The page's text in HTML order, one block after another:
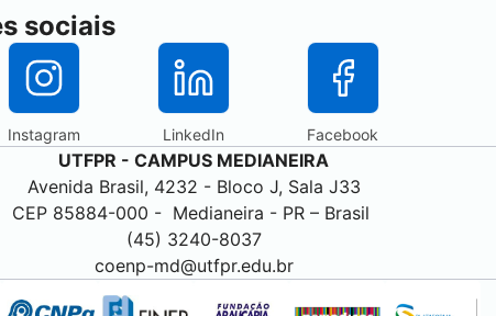
sociais
Instagram
(abre em nova aba)
LinkedIn
(abre em nova aba)
Facebook
(abre em nova aba)
UTFPR - CAMPUS MEDIANEIRA
Avenida Brasil, 4232 - Bloco J, Sala J33
CEP 85884-000 - Medianeira - PR – Brasil
(45) 3240-8037
coenp-md@utfpr.edu.br